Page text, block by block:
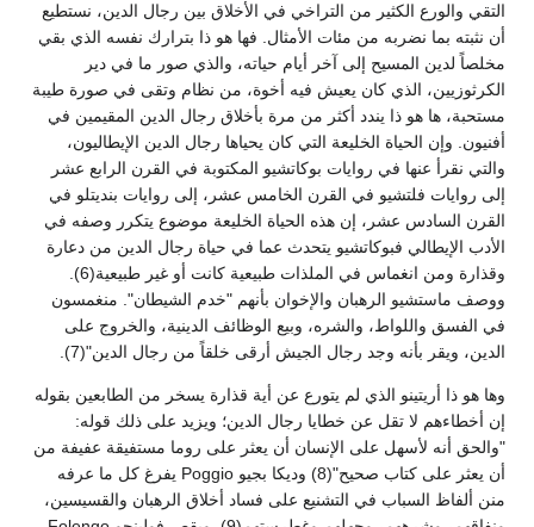
التقي والورع الكثير من التراخي في الأخلاق بين رجال الدين، نستطيع
أن نثبته بما نضربه من مئات الأمثال. فها هو ذا بترارك نفسه الذي بقي
مخلصاً لدين المسيح إلى آخر أيام حياته، والذي صور ما في دير
الكرثوزيين، الذي كان يعيش فيه أخوة، من نظام وتقى في صورة طيبة
مستحبة، ها هو ذا يندد أكثر من مرة بأخلاق رجال الدين المقيمين في
أفنيون. وإن الحياة الخليعة التي كان يحياها رجال الدين الإيطاليون،
والتي نقرأ عنها في روايات بوكاتشيو المكتوبة في القرن الرابع عشر
إلى روايات فلتشيو في القرن الخامس عشر، إلى روايات بنديتلو في
القرن السادس عشر، إن هذه الحياة الخليعة موضوع يتكرر وصفه في
الأدب الإيطالي فبوكاتشيو يتحدث عما في حياة رجال الدين من دعارة
وقذارة ومن انغماس في الملذات طبيعية كانت أو غير طبيعية(6).
ووصف ماستشيو الرهبان والإخوان بأنهم "خدم الشيطان". منغمسون
في الفسق واللواط، والشره، وبيع الوظائف الدينية، والخروج على
الدين، ويقر بأنه وجد رجال الجيش أرقى خلقاً من رجال الدين"(7).
وها هو ذا أريتينو الذي لم يتورع عن أية قذارة يسخر من الطابعين بقوله
إن أخطاءهم لا تقل عن خطايا رجال الدين؛ ويزيد على ذلك قوله:
"والحق أنه لأسهل على الإنسان أن يعثر على روما مستفيقة عفيفة من
أن يعثر على كتاب صحيح"(8) وديكا بجيو Poggio يفرغ كل ما عرفه
منن ألفاظ السباب في التشنيع على فساد أخلاق الرهبان والقسيسين،